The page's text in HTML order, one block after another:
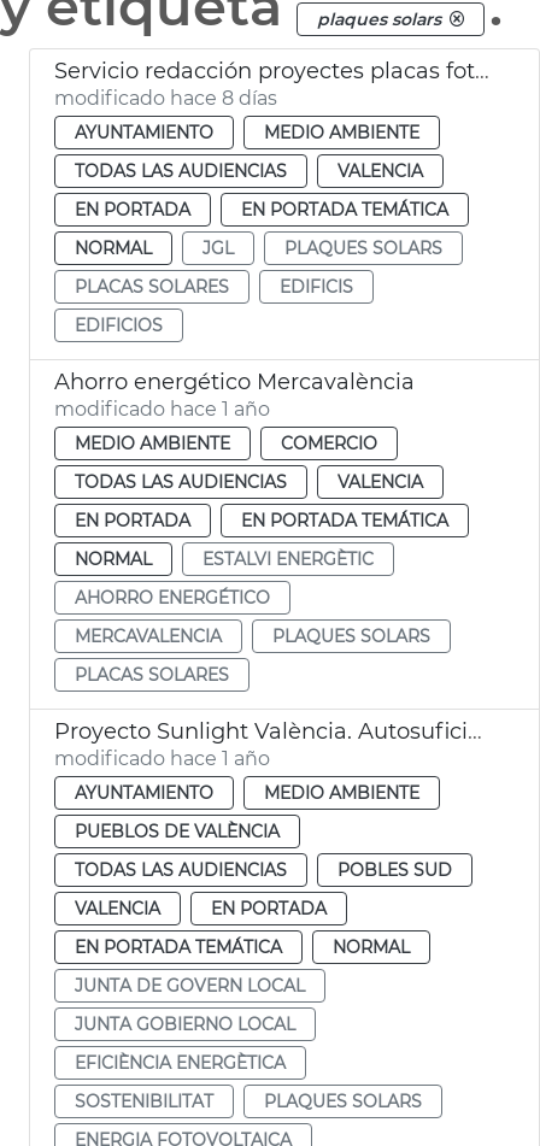
plaques solars
Servicio redacción proyectes placas fotovoltaicas edificios municipales València
modificado hace 8 días
AYUNTAMIENTO
MEDIO AMBIENTE
TODAS LAS AUDIENCIAS
VALENCIA
EN PORTADA
EN PORTADA TEMÁTICA
NORMAL
JGL
PLAQUES SOLARS
PLACAS SOLARES
EDIFICIS
EDIFICIOS
Ahorro energético Mercavalència
modificado hace 1 año
MEDIO AMBIENTE
COMERCIO
TODAS LAS AUDIENCIAS
VALENCIA
EN PORTADA
EN PORTADA TEMÁTICA
NORMAL
ESTALVI ENERGÈTIC
AHORRO ENERGÉTICO
MERCAVALENCIA
PLAQUES SOLARS
PLACAS SOLARES
Proyecto Sunlight València. Autosuficiencia energética en El Perellonet
modificado hace 1 año
AYUNTAMIENTO
MEDIO AMBIENTE
PUEBLOS DE VALÈNCIA
TODAS LAS AUDIENCIAS
POBLES SUD
VALENCIA
EN PORTADA
EN PORTADA TEMÁTICA
NORMAL
JUNTA DE GOVERN LOCAL
JUNTA GOBIERNO LOCAL
EFICIÈNCIA ENERGÈTICA
SOSTENIBILITAT
PLAQUES SOLARS
ENERGIA FOTOVOLTAICA